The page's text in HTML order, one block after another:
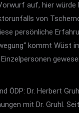
auf, hier
von
persönliche
kommt Wüst
ÖDP: Dr. Herbert
mit Dr. Gruhl.